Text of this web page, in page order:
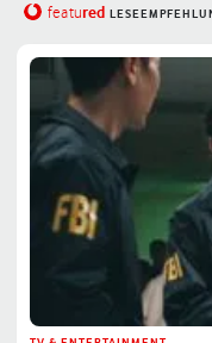
featured